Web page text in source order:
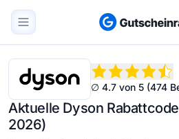
∅ 4.7 von 5 (474
Aktuelle Dyson
2026)